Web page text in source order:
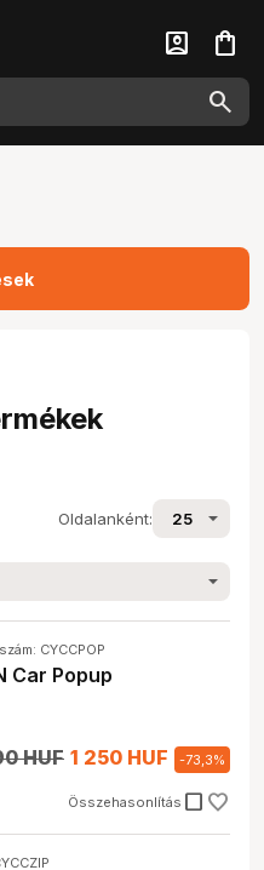
account_box shopping_bag
Oldalanként:
CYCCPOP
Car Popup
Összehasonlítás check_box_outline_blank
HUF 1 250 HUF -73,3%